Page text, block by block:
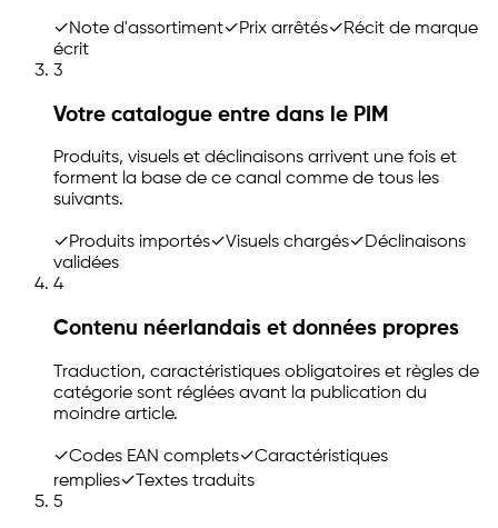
✓Note d'assortiment✓Prix arrêtés✓Récit de marque
écrit
3
Votre catalogue entre dans le PIM
Produits, visuels et déclinaisons arrivent une fois et
forment la base de ce canal comme de tous les
suivants.
✓Produits importés✓Visuels chargés✓Déclinaisons
validées
4
Contenu néerlandais et données propres
Traduction, caractéristiques obligatoires et règles de
catégorie sont réglées avant la publication du
moindre article.
✓Codes EAN complets✓Caractéristiques
remplies✓ Textes traduits
5